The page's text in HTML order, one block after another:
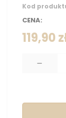
Kod
CENA:
119,90